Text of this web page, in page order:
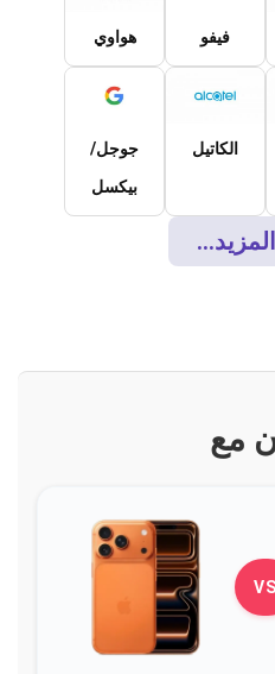
فيفو هواوي
الكاتيل
جوجل/
بيكسل
مع
VS